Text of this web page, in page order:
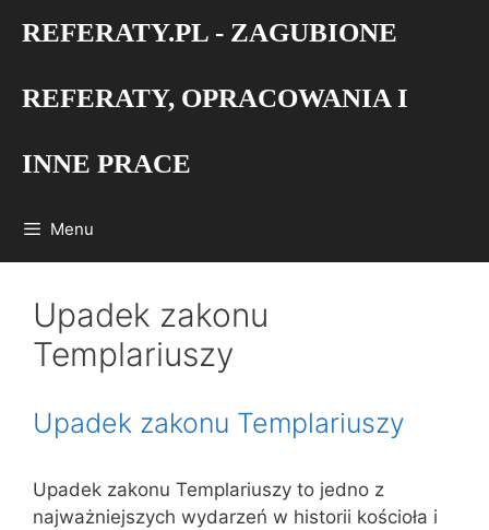
REFERATY.PL - ZAGUBIONE
REFERATY, OPRACOWANIA I
INNE PRACE
Menu
Upadek zakonu
Templariuszy
Upadek zakonu Templariuszy
Upadek zakonu Templariuszy to jedno z
najważniejszych wydarzeń w historii kościoła i